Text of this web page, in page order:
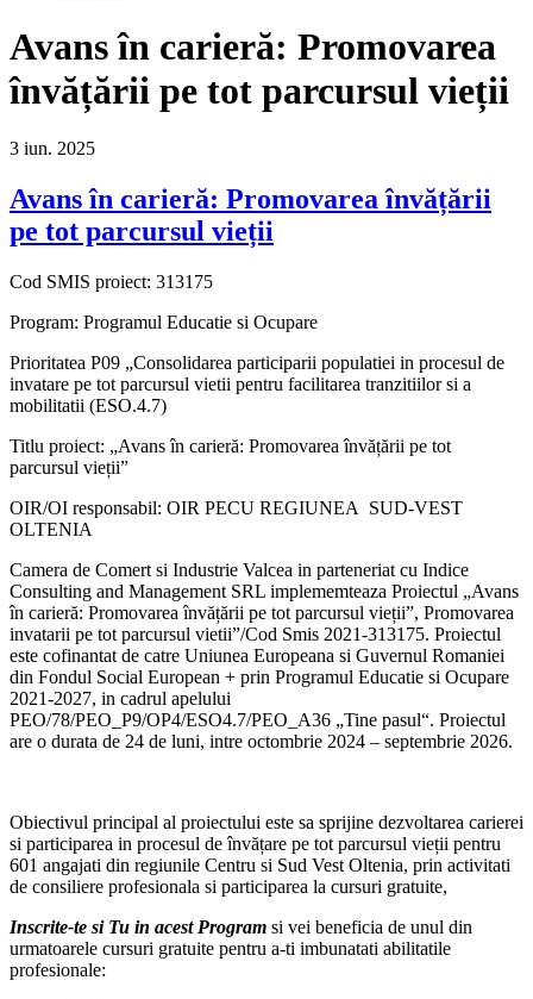
Avans în carieră: Promovarea
învățării pe tot parcursul vieții
3 iun. 2025
Avans în carieră: Promovarea învățării
pe tot parcursul vieții
Cod SMIS proiect: 313175
Program: Programul Educatie si Ocupare
Prioritatea P09 „Consolidarea participarii populatiei in procesul de
invatare pe tot parcursul vietii pentru facilitarea tranzitiilor si a
mobilitatii (ESO.4.7)
Titlu proiect: „Avans în carieră: Promovarea învățării pe tot
parcursul vieții”
OIR/OI responsabil: OIR PECU REGIUNEA SUD-VEST
OLTENIA
Camera de Comert si Industrie Valcea in parteneriat cu Indice
Consulting and Management SRL implememteaza Proiectul „Avans
în carieră: Promovarea învățării pe tot parcursul vieții”, Promovarea
invatarii pe tot parcursul vietii”/Cod Smis 2021-313175. Proiectul
este cofinantat de catre Uniunea Europeana si Guvernul Romaniei
din Fondul Social European + prin Programul Educatie si Ocupare
2021-2027, in cadrul apelului
PEO/78/PEO_P9/OP4/ESO4.7/PEO_A36 „Tine pasul“. Proiectul
are o durata de 24 de luni, intre octombrie 2024 – septembrie 2026.
Obiectivul principal al proiectului este sa sprijine dezvoltarea carierei
si participarea in procesul de învățare pe tot parcursul vieții pentru
601 angajati din regiunile Centru si Sud Vest Oltenia, prin activitati
de consiliere profesionala si participarea la cursuri gratuite,
Inscrite-te si Tu in acest Program si vei beneficia de unul din
urmatoarele cursuri gratuite pentru a-ti imbunatati abilitatile
profesionale: